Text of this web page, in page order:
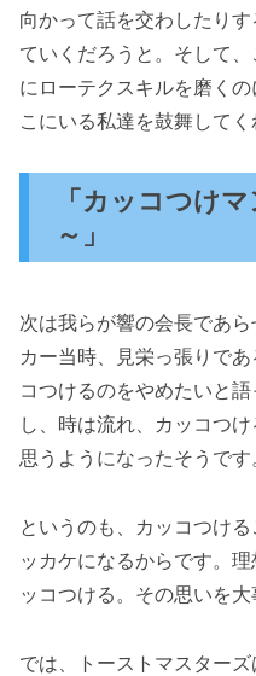
向かって話を交わしたり
ていくだろうと。そして
にローテクスキルを磨く
こにいる私達を鼓舞してく
「カッコつけ
～」
次は我らが響の会長であ
カー当時、見栄っ張りで
コつけるのをやめたいと
し、時は流れ、カッコつ
思うようになったそうです
というのも、カッコつけ
ッカケになるからです。
ッコつける。その思いを大
では、トーストマスター